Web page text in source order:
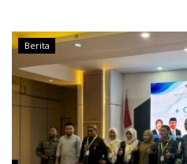
Berita